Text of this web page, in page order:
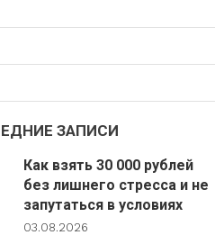
ЗАПИСИ
Как взять 30 000 рублей
без лишнего стресса и не
запутаться в условиях
03.08.2026